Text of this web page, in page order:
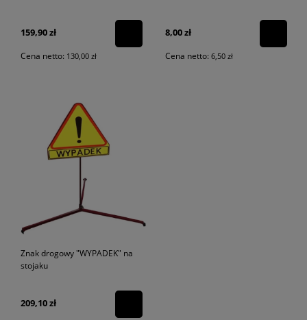
159,90 zł
Cena netto: 130,00 zł
8,00 zł
Cena netto: 6,50 zł
Znak drogowy "WYPADEK" na
stojaku
209,10 zł